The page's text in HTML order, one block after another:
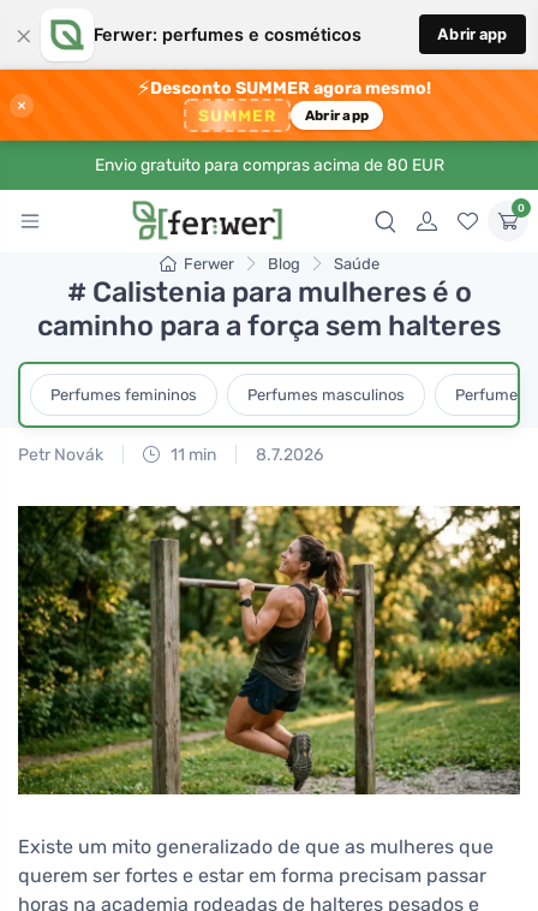
× Ferwer: perfumes e cosméticos Abrir app
×
⚡Desconto SUMMER agora mesmo!
SUMMER Abrir app
Envio gratuito para compras acima de 80 EUR
0
Ferwer Blog Saúde
# Calistenia para mulheres é o
caminho para a força sem halteres
Perfumes femininos Perfumes masculinos Perfumes
Petr Novák 11 min 8.7.2026
Existe um mito generalizado de que as mulheres que
querem ser fortes e estar em forma precisam passar
horas na academia rodeadas de halteres pesados e